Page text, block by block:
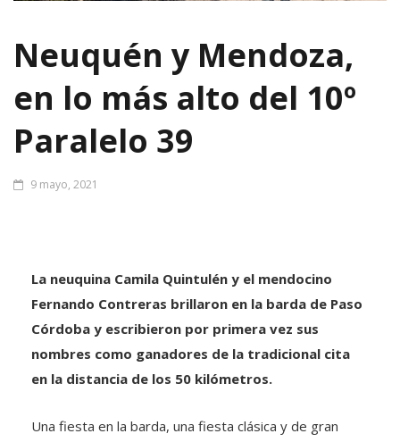
Neuquén y Mendoza,
en lo más alto del 10º
Paralelo 39
9 mayo, 2021
La neuquina Camila Quintulén y el mendocino
Fernando Contreras brillaron en la barda de Paso
Córdoba y escribieron por primera vez sus
nombres como ganadores de la tradicional cita
en la distancia de los 50 kilómetros.
Una fiesta en la barda, una fiesta clásica y de gran